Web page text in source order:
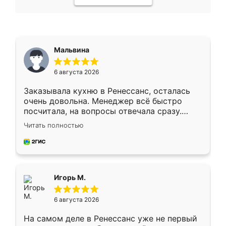
Мальвина
6 августа 2026
Заказывала кухню в Ренессанс, осталась
очень довольна. Менеджер всё быстро
посчитала, на вопросы отвечала сразу.
Замерщик приехал в субботу, подошёл к
делу со всей ответственностью. Собрали
за день, ребята работали аккуратно, даже
Читать полностью
Игорь М.
6 августа 2026
На самом деле в Ренессанс уже не первый